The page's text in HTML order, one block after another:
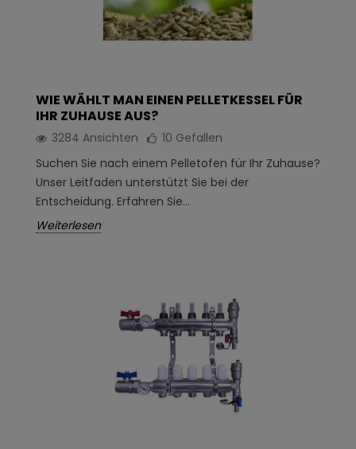
WIE WÄHLT MAN EINEN PELLETKESSEL FÜR
IHR ZUHAUSE AUS?
3284 Ansichten 10 Gefallen
Suchen Sie nach einem Pelletofen für Ihr Zuhause?
Unser Leitfaden unterstützt Sie bei der
Entscheidung. Erfahren Sie...
Weiterlesen